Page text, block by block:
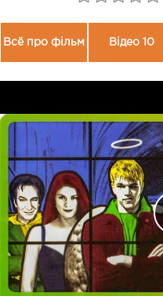
Всё про фільм Відео 10